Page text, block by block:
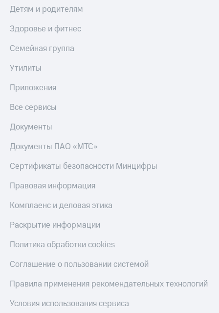
Детям и родителям
Здоровье и фитнес
Семейная группа
Утилиты
Приложения
Все сервисы
Документы
Документы ПАО «МТС»
Сертификаты безопасности Минцифры
Правовая информация
Комплаенс и деловая этика
Раскрытие информации
Политика обработки cookies
Соглашение о пользовании системой
Правила применения рекомендательных технологий
Условия использования сервиса